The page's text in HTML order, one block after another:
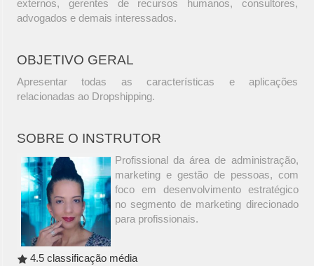
externos, gerentes de recursos humanos, consultores,
advogados e demais interessados.
OBJETIVO GERAL
Apresentar todas as características e aplicações
relacionadas ao Dropshipping.
SOBRE O INSTRUTOR
Profissional da área de administração,
marketing e gestão de pessoas, com
foco em desenvolvimento estratégico
no segmento de marketing direcionado
para profissionais.
4.5 classificação média